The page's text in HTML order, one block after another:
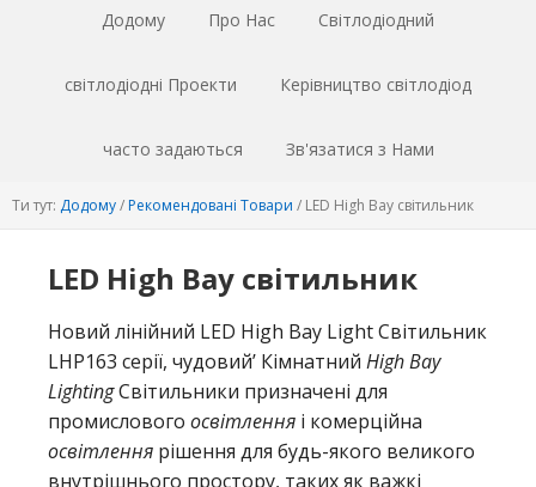
Додому Про Нас Світлодіодний
світлодіодні Проекти Керівництво світлодіод
часто задаються Зв'язатися з Нами
Ти тут: Додому/ Рекомендовані Товари / LED High Bay світильник
LED High Bay світильник
Новий лінійний LED High Bay Light Світильник
LHP163 серії, чудовий’ Кімнатний High Bay
LightingСвітильники призначені для
промислового освітлення і комерційна
освітлення рішення для будь-якого великого
внутрішнього простору, таких як важкі